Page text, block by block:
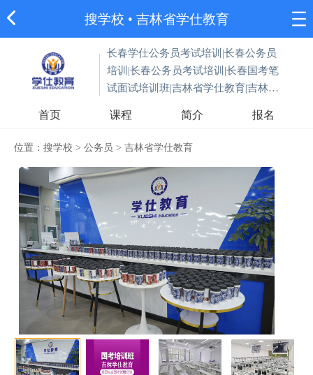
搜学校 • 吉林省学仕教育
长春学仕公务员考试培训|长春公务员
培训|长春公务员考试培训|长春国考笔
试面试培训班|吉林省学仕教育|吉林省
首页 课程 简介 报名
位置： 搜学校 > 公务员 > 吉林省学仕教育